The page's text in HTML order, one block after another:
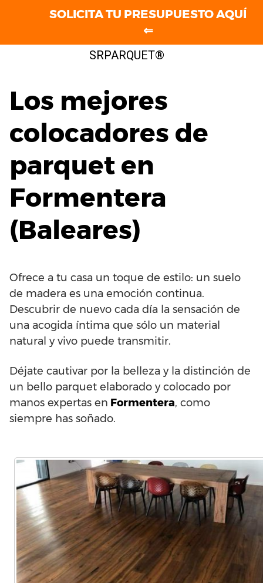
SRPARQUET®
Los mejores
colocadores de
parquet en
Formentera
(Baleares)
Ofrece a tu casa un toque de estilo: un suelo
de madera es una emoción continua.
Descubrir de nuevo cada día la sensación de
una acogida íntima que sólo un material
natural y vivo puede transmitir.
Déjate cautivar por la belleza y la distinción de
un bello parquet elaborado y colocado por
manos expertas en Formentera, como
siempre has soñado.
SOLICITA TU PRESUPUESTO AQUÍ
⇐